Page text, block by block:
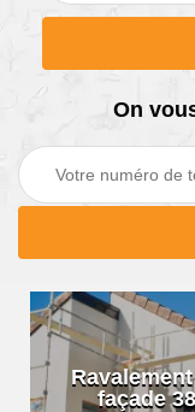
On
façade 38